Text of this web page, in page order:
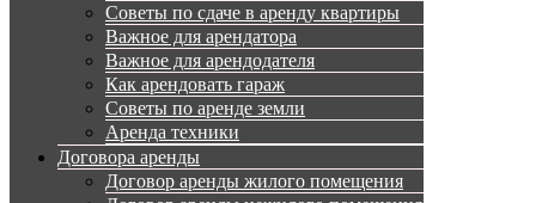
Советы по сдаче в аренду квартиры
Важное для арендатора
Важное для арендодателя
Как арендовать гараж
Советы по аренде земли
Аренда техники
Договора аренды
Договор аренды жилого помещения